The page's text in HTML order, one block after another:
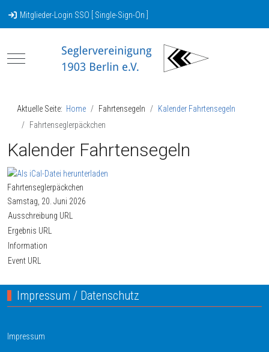
Mitglieder-Login SSO [ Single-Sign-On ]
Mobile Menu Toggle
Aktuelle Seite: Home Fahrtensegeln
Kalender Fahrtensegeln
Fahrtenseglerpäckchen
Kalender Fahrtensegeln
Fahrtenseglerpäckchen
Samstag, 20. Juni 2026
Ausschreibung URL
Ergebnis URL
Information
Event URL
Impressum / Datenschutz
Impressum